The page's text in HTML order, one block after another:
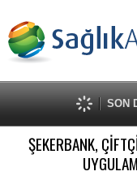
SON
ŞEKERBANK,